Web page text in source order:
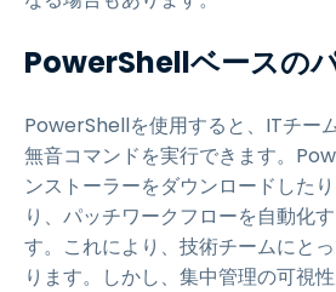
PowerShellベースの
PowerShellを使用すると、ITチー
無音コマンドを実行できます。
ンストーラーをダウンロードした
り、パッチワークフローを自動化
す。これにより、技術チームにと
ります。しかし、集中管理の可視